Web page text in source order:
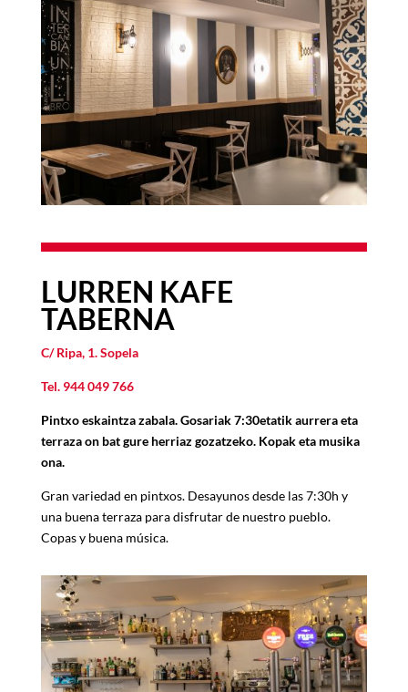
LURREN KAFE
TABERNA
C/ Ripa, 1. Sopela
Tel. 944 049 766
Pintxo eskaintza zabala. Gosariak 7:30etatik aurrera eta
terraza on bat gure herriaz gozatzeko. Kopak eta musika
ona.
Gran variedad en pintxos. Desayunos desde las 7:30h y
una buena terraza para disfrutar de nuestro pueblo.
Copas y buena música.